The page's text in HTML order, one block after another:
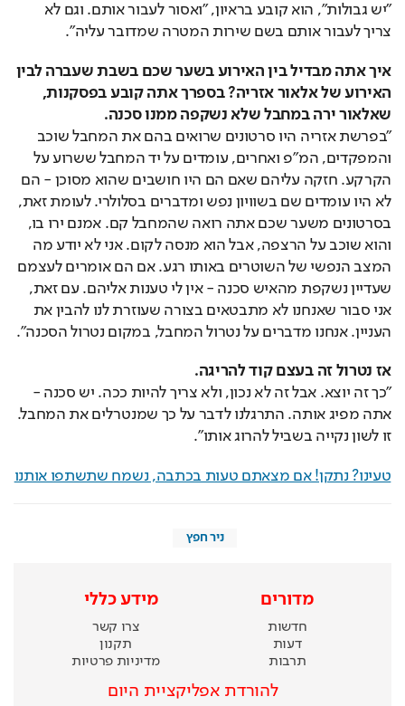
"יש גבולות", הוא קובע בראיון, "ואסור לעבור אותם. וגם לא
צריך לעבור אותם בשם שירות המטרה שמדובר עליה".
איך אתה מבדיל בין האירוע בשער שכם בשבת שעברה לבין
האירוע של אלאור אזריה? בספרך אתה קובע בפסקנות,
שאלאור ירה במחבל שלא נשקפה ממנו סכנה.
"בפרשת אזריה היו סרטונים שרואים בהם את המחבל שוכב
והמפקדים, המ"פ ואחרים, עומדים על יד המחבל ששרוע על
הקרקע. חזקה עליהם שאם הם היו חושבים שהוא מסוכן - הם
לא היו עומדים שם בשוויון נפש ומדברים בסלולרי. לעומת זאת,
בסרטונים משער שכם אתה רואה שהמחבל קם. אמנם ירו בו,
והוא שוכב על הרצפה, אבל הוא מנסה לקום. אני לא יודע מה
המצב הנפשי של השוטרים באותו רגע. אם הם אומרים לעצמם
שעדיין נשקפת מהאיש סכנה - אין לי טענות אליהם. עם זאת,
אני סבור שאנחנו לא מתבטאים בצורה שעוזרת לנו להבין את
העניין. אנחנו מדברים על נטרול המחבל, במקום נטרול הסכנה".
אז נטרול זה בעצם קוד להריגה.
"כך זה יוצא. אבל זה לא נכון, ולא צריך להיות ככה. יש סכנה -
אתה מפיג אותה. התרגלנו לדבר על כך שמנטרלים את המחבל.
זו לשון נקייה בשביל להרוג אותו".
טעינו? נתקן! אם מצאתם טעות בכתבה, נשמח שתשתפו אותנו
ניר חפץ
מדורים
חדשות
דעות
תרבות
מידע כללי
צרו קשר
תקנון
מדיניות פרטיות
להורדת אפליקציית היום